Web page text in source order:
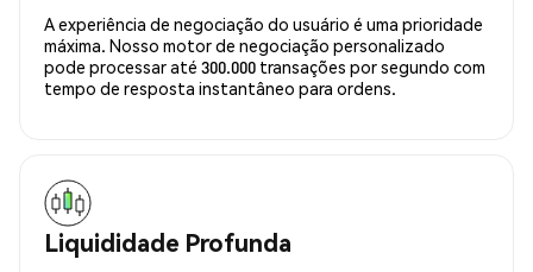
A experiência de negociação do usuário é uma prioridade
máxima. Nosso motor de negociação personalizado
pode processar até 300.000 transações por segundo com
tempo de resposta instantâneo para ordens.
Liquididade Profunda